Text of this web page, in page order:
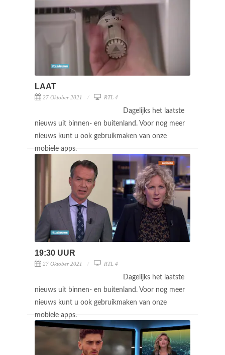
LAAT
27 Oktober 2021 RTL 4
Dagelijks het laatste
nieuws uit binnen- en buitenland. Voor nog meer
nieuws kunt u ook gebruikmaken van onze
mobiele apps.
19:30 UUR
27 Oktober 2021 RTL 4
Dagelijks het laatste
nieuws uit binnen- en buitenland. Voor nog meer
nieuws kunt u ook gebruikmaken van onze
mobiele apps.